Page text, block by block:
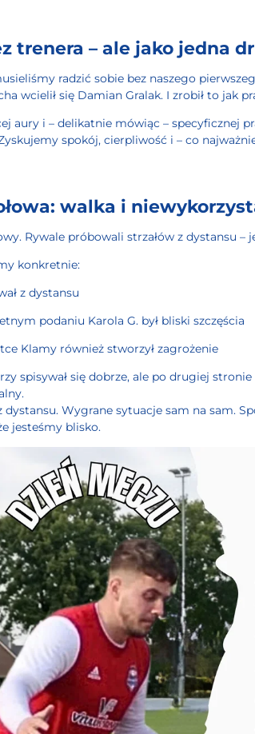
trenera – ale jako jedna
radzić sobie bez naszego
wcielił się Damian Gralak. I zrobił to jak
aury i – delikatnie mówiąc – specyficznej
spokój, cierpliwość i – co
walka i
Rywale próbowali strzałów z dystansu –
konkretnie:
z dystansu
podaniu Karola G. był bliski szczęścia
Klamy również stworzył zagrożenie
spisywał się dobrze, ale po drugiej
dystansu. Wygrane sytuacje sam na sam.
jesteśmy blisko.